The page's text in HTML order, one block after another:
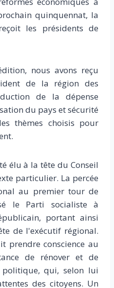
quinquennat, la
les présidents de
nous avons reçu
de la région des
de la dépense
du pays et sécurité
thèmes choisis pour
élu à la tête du Conseil
particulier. La percée
au premier tour de
le Parti socialiste à
portant ainsi
de l'exécutif régional.
prendre conscience au
de rénover et de
qui, selon lui
des citoyens. Un